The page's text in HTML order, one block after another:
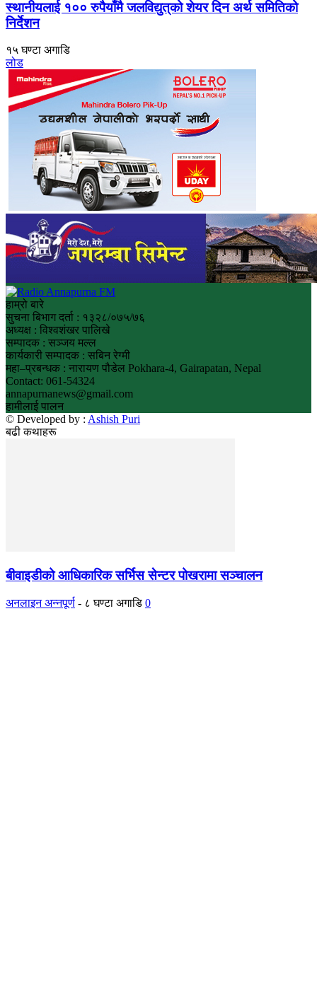
स्थानीयलाई १०० रुपैयाँमै जलविद्युत्‌को शेयर दिन अर्थ समितिको
निर्देशन
१५ घण्टा अगाडि
लोड
हाम्रो बारे
सुचना बिभाग दर्ता : १३२८/०७५/७६
अध्यक्ष : विश्वशंखर पालिखे
सम्पादक : सञ्जय मल्ल
कार्यकारी सम्पादक : सबिन रेग्मी
महा–प्रबन्धक : नारायण पौडेल Pokhara-4, Gairapatan, Nepal
Contact: 061-54324
annapurnanews@gmail.com
हामीलाई पालन
© Developed by : Ashish Puri
बढी कथाहरू
बीवाइडीको आधिकारिक सर्भिस सेन्टर पोखरामा सञ्चालन
अनलाइन अन्नपूर्ण - ८ घण्टा अगाडि 0